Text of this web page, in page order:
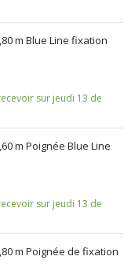
m Blue Line fixation
sur jeudi 13 de
m Poignée Blue Line
sur jeudi 13 de
m Poignée de fixation